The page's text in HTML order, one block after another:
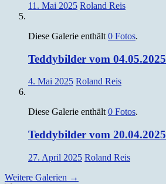
11. Mai 2025 Roland Reis
Diese Galerie enthält 0 Fotos.
Teddybilder vom 04.05.2025
4. Mai 2025 Roland Reis
Diese Galerie enthält0 Fotos.
Teddybilder vom 20.04.2025
27. April 2025 Roland Reis
Weitere Galerien →